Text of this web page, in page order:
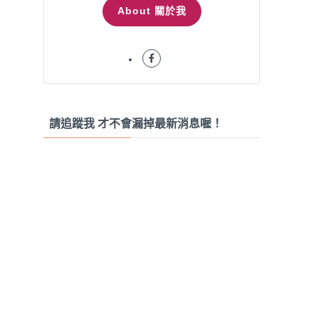
About 關於我
請追蹤我 才不會漏掉最新消息喔！